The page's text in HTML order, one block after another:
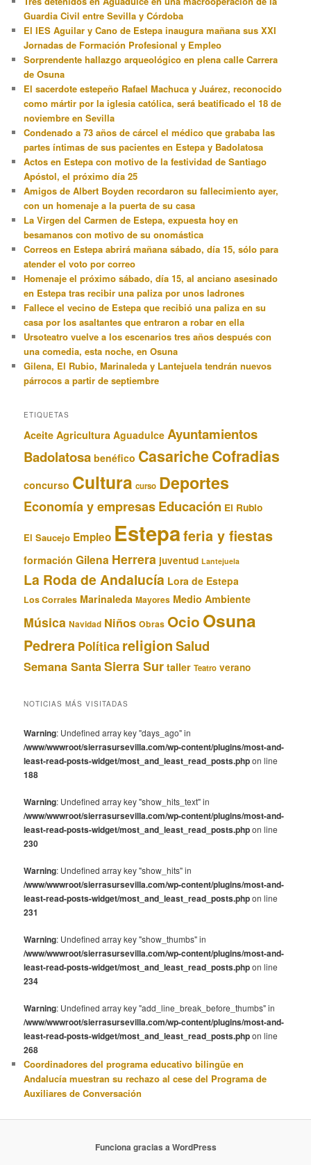
Guardia Civil entre Sevilla y Córdoba
El IES Aguilar y Cano de Estepa inaugura mañana sus XXI
Jornadas de Formación Profesional y Empleo
Sorprendente hallazgo arqueológico en plena calle Carrera
de Osuna
El sacerdote estepeño Rafael Machuca y Juárez, reconocido
como mártir por la iglesia católica, será beatificado el 18 de
noviembre en Sevilla
Condenado a 73 años de cárcel el médico que grababa las
partes íntimas de sus pacientes en Estepa y Badolatosa
Actos en Estepa con motivo de la festividad de Santiago
Apóstol, el próximo día 25
Amigos de Albert Boyden recordaron su fallecimiento ayer,
con un homenaje a la puerta de su casa
La Virgen del Carmen de Estepa, expuesta hoy en
besamanos con motivo de su onomástica
Correos en Estepa abrirá mañana sábado, día 15, sólo para
atender el voto por correo
Homenaje el próximo sábado, día 15, al anciano asesinado
en Estepa tras recibir una paliza por unos ladrones
Fallece el vecino de Estepa que recibió una paliza en su
casa por los asaltantes que entraron a robar en ella
Ursoteatro vuelve a los escenarios tres años después con
una comedia, esta noche, en Osuna
Gilena, El Rubio, Marinaleda y Lantejuela tendrán nuevos
párrocos a partir de septiembre
ETIQUETAS
Aceite Agricultura Aguadulce Ayuntamientos
Badolatosa benéfico CasaricheCofradias
concurso Cultura curso Deportes
Economía y empresasEducación El Rubio
El Saucejo Empleo Estepaferia y fiestas
formación Gilena Herrera juventud Lantejuela
La Roda de Andalucía Lora de Estepa
Los Corrales Marinaleda Mayores Medio Ambiente
Música Navidad Niños Obras Ocio Osuna
Pedrera Política religionSalud
Semana SantaSierra Sur taller Teatro verano
NOTICIAS MÁS VISITADAS
Warning: Undefined array key "days_ago" in
/www/wwwroot/sierrasursevilla.com/wp-content/plugins/most-and-
least-read-posts-widget/most_and_least_read_posts.phpon line
188
Warning: Undefined array key "show_hits_text" in
/www/wwwroot/sierrasursevilla.com/wp-content/plugins/most-and-
least-read-posts-widget/most_and_least_read_posts.phpon line
230
Warning: Undefined array key "show_hits" in
/www/wwwroot/sierrasursevilla.com/wp-content/plugins/most-and-
least-read-posts-widget/most_and_least_read_posts.phpon line
231
Warning: Undefined array key "show_thumbs" in
/www/wwwroot/sierrasursevilla.com/wp-content/plugins/most-and-
least-read-posts-widget/most_and_least_read_posts.phpon line
234
Warning: Undefined array key "add_line_break_before_thumbs" in
/www/wwwroot/sierrasursevilla.com/wp-content/plugins/most-and-
least-read-posts-widget/most_and_least_read_posts.phpon line
268
Coordinadores del programa educativo bilingüe en
Andalucía muestran su rechazo al cese del Programa de
Auxiliares de Conversación
Funciona gracias a WordPress